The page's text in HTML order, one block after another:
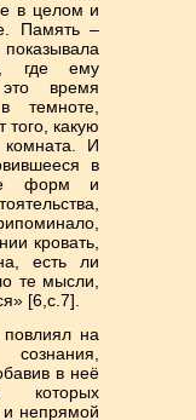
в целом и
Память –
где ему
время
темноте,
того, какую
И
в
форм и
кровать,
есть ли
те мысли,
[6,с.7].
на
в неё
которых
непрямой